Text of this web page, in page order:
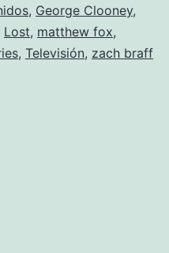
más
sexy
de
, George Clooney,
Lost, matthew fox,
, Televisión, zach braff